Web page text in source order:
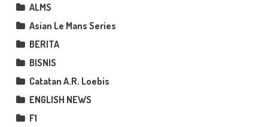
ALMS
Asian Le Mans Series
BERITA
BISNIS
Catatan A.R. Loebis
ENGLISH NEWS
F1